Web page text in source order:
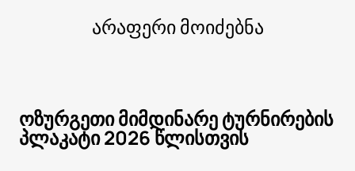
არაფერი მოიძებნა
ოზურგეთი მიმდინარე ტურნირების
პლაკატი 2026 წლისთვის